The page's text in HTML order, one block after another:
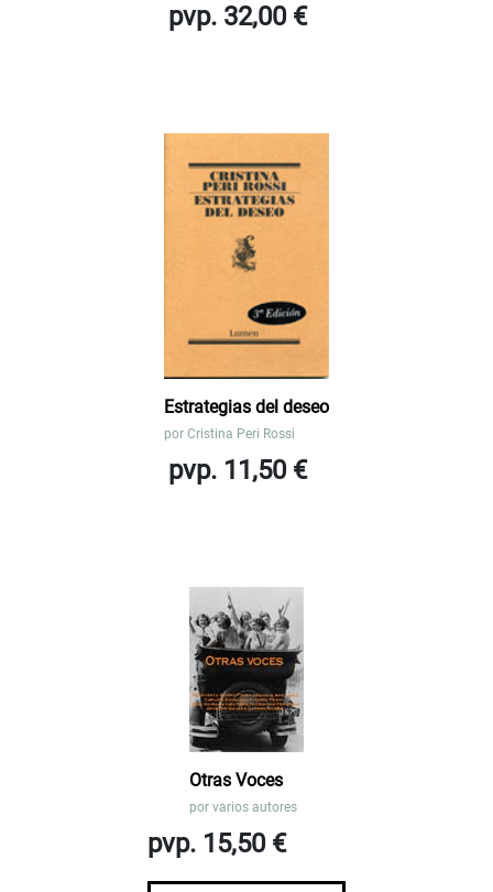
pvp. 32,00 €
Estrategias del deseo
por Cristina Peri Rossi
pvp. 11,50 €
Otras Voces
por varios autores
pvp. 15,50 €